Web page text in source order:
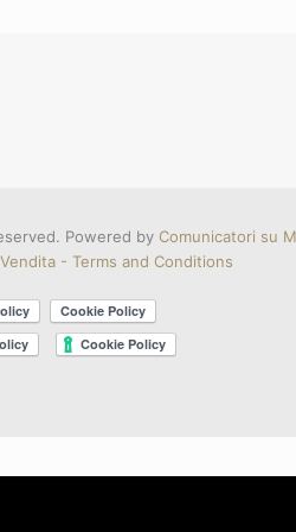
Powered by Comunicatori su
- Terms and Conditions